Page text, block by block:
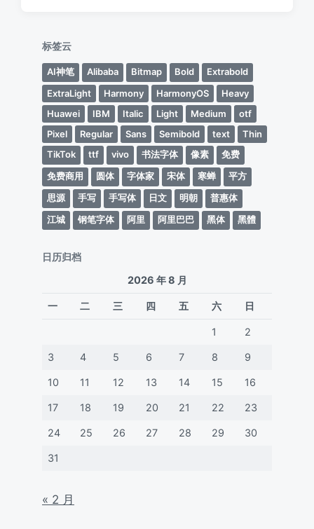
标签云
AI神笔 Alibaba Bitmap Bold
Extrabold
ExtraLight
Harmony HarmonyOS
Heavy
Huawei
IBM Italic Light Medium
otf
Pixel
Regular Sans Semibold text
Thin
TikTok
ttf vivo 书法字体 像素
免费
免费商用
圆体 字体家 宋体 寒蝉
平方
思源
手写 手写体 日文 明朝
普惠体
江城
钢笔字体 阿里 阿里巴巴 黑体 黑體
日历归档
2026 年 8 月
一 二 三 四 五 六 日
1 2
3 4 5 6 7 8 9
10 11 12 13 14 15 16
17 18 19 20 21 22 23
24 25 26 27 28 29 30
31
« 2 月